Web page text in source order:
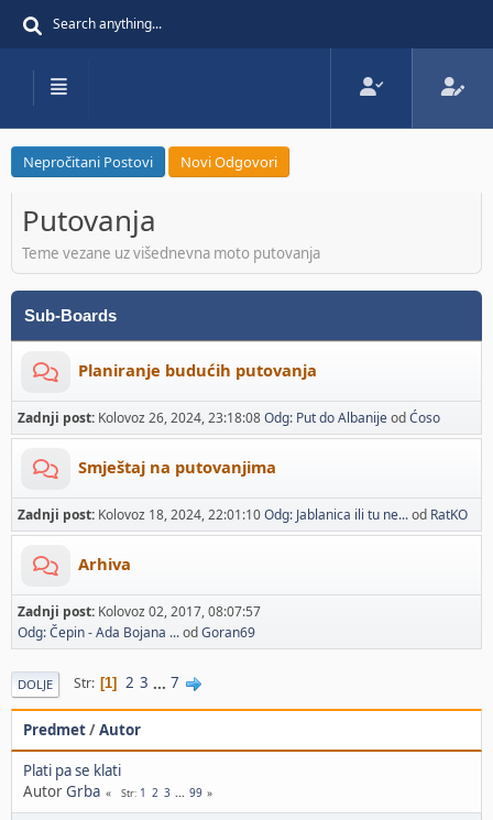
Nepročitani Postovi Novi Odgovori
Putovanja
Teme vezane uz višednevna moto putovanja
Sub-Boards
Planiranje budućih putovanja
Zadnji post: Kolovoz 26, 2024, 23:18:08Odg: Put do AlbanijeodĆoso
Smještaj na putovanjima
Zadnji post: Kolovoz 18, 2024, 22:01:10Odg: Jablanica ili tu ne...od RatKO
Arhiva
Zadnji post: Kolovoz 02, 2017, 08:07:57
Odg: Čepin - Ada Bojana ...odGoran69
DOLJE Str 1 2 3 ... 7
Predmet/Autor
Plati pa se klati
AutorGrba Str 1 2 3 ... 99